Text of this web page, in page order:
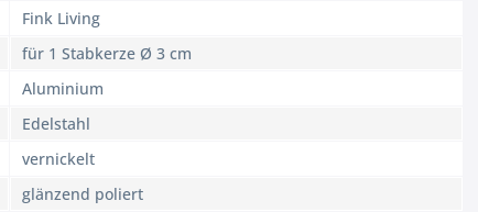
Fink Living
für 1 Stabkerze Ø 3 cm
Aluminium
Edelstahl
vernickelt
glänzend poliert